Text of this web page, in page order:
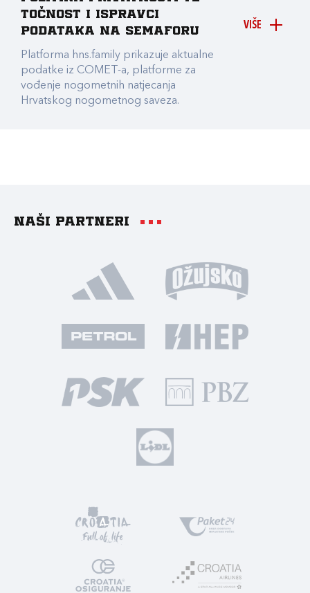
VIŠE
točnost i ispravci
podataka na Semaforu
Platforma hns.family prikazuje aktualne
podatke iz COMET-a, platforme za
vođenje nogometnih natjecanja
Hrvatskog nogometnog saveza.
Naši partneri